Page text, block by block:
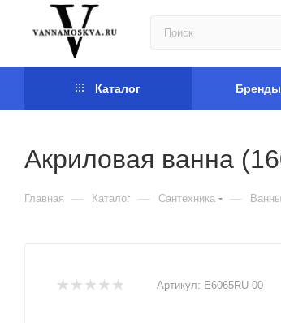
Каталог Бренды
Акриловая ванна
Главная — Каталог — Сантехника — Ванны
Артикул: E6065RU-00